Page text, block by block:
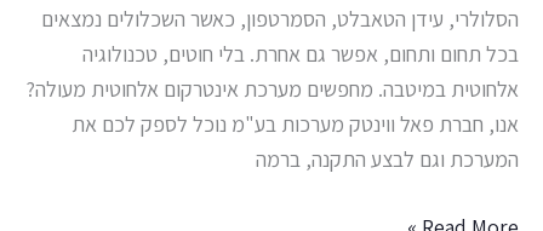
הסלולרי, עידן הטאבלט, הסמרטפון, כאשר השכלולים נמצאים
בכל תחום ותחום, אפשר גם אחרת. בלי חוטים, טכנולוגיה
אלחוטית במיטבה. מחפשים מערכת אינטרקום אלחוטית מעולה?
אנו, חברת פאל ווינטק מערכות בע"מ נוכל לספק לכם את
המערכת וגם לבצע התקנה, ברמה